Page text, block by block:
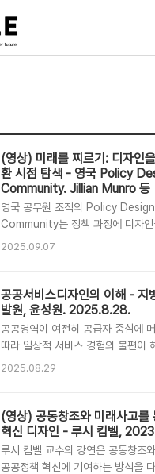
(영상) 미래를 찌르기: 디자인
환 시점 탐색 - 영국 Policy
Community. Jillian Munro 등
영국 공무원 조직의 Policy Design
Community는 정책 과정에 디자인
다양한 시도를 공유해왔습니다. 「미
즈의 일환으로, 스코틀랜드 정부와
오 and then이 협력한 사례를 다룹
랜드 정부가 학교 연령 아동 돌봄
childcare) 정책을 추진하면서 겪은
색했는지를 보여줍니다. 발표자는
Fion(디자인 퓨처스 스튜디오
입니다. 주요 내용은 다음과 같습니
체계의 복잡성: ..
2025.09.07
공공서비스디자인의 이해 - 지
발원, 윤성원. 2025.8.28.
공공영역이 여전히 공급자 중심에
따라 일상적 서비스 경험의 불편이
고 있다. 시대 전환의 핵심은 제품→
어야 한다. 해법은 ‘정책결정 초기’
인을 투입해 공감 기반 조사–문제 재
험–이해관계자 합의를 통해 정책을
체계 및 프로세스 구축이다. 국제적
2025.08.29
(영상) 공동창조와 미래사고를
혁신 디자인 - 루시 킴벨,
루시 킴벨 교수의 강연은 공동창조
공공정책 혁신에 기여하는 방식을